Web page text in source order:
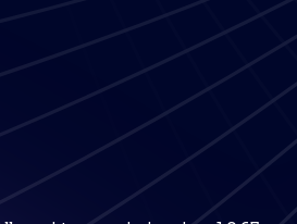
rechten voorbehouden v1.0.67